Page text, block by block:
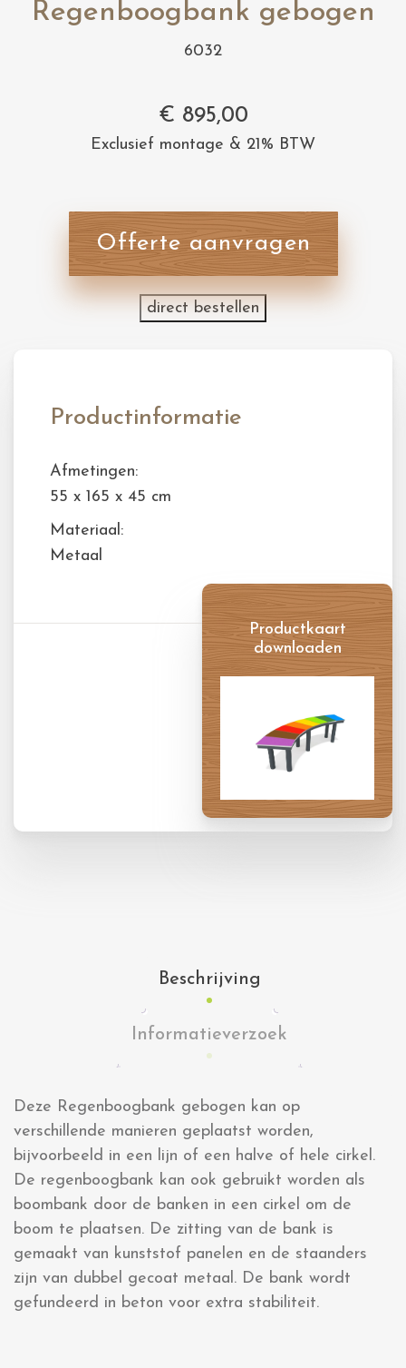
Regenboogbank gebogen
6032
€ 895,00
Exclusief montage & 21% BTW
Offerte aanvragen
direct bestellen
Productinformatie
Afmetingen:
55 x 165 x 45 cm
Materiaal:
Metaal
Productkaart
downloaden
Beschrijving
Informatieverzoek
Deze Regenboogbank gebogen kan op
verschillende manieren geplaatst worden,
bijvoorbeeld in een lijn of een halve of hele cirkel.
De regenboogbank kan ook gebruikt worden als
boombank door de banken in een cirkel om de
boom te plaatsen. De zitting van de bank is
gemaakt van kunststof panelen en de staanders
zijn van dubbel gecoat metaal. De bank wordt
gefundeerd in beton voor extra stabiliteit.